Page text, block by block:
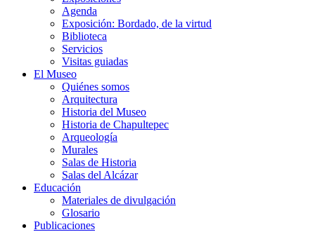
Agenda
Exposición: Bordado, de la virtud
Biblioteca
Servicios
Visitas guiadas
El Museo
Quiénes somos
Arquitectura
Historia del Museo
Historia de Chapultepec
Arqueología
Murales
Salas de Historia
Salas del Alcázar
Educación
Materiales de divulgación
Glosario
Publicaciones